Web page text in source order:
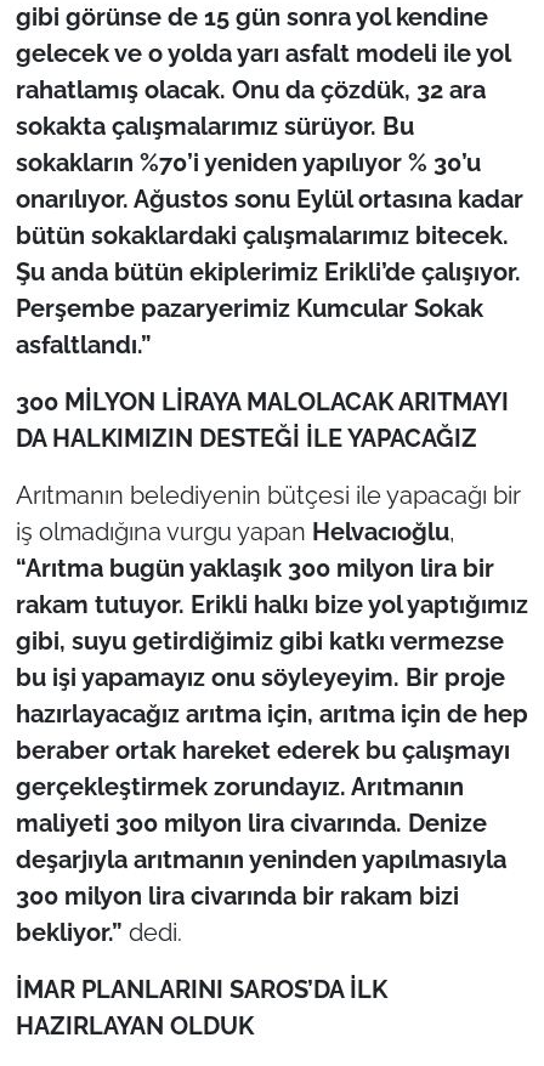
gibi görünse de 15 gün sonra yol kendine
gelecek ve o yolda yarı asfalt modeli ile yol
rahatlamış olacak. Onu da çözdük, 32 ara
sokakta çalışmalarımız sürüyor. Bu
sokakların %70’i yeniden yapılıyor % 30’u
onarılıyor. Ağustos sonu Eylül ortasına kadar
bütün sokaklardaki çalışmalarımız bitecek.
Şu anda bütün ekiplerimiz Erikli’de çalışıyor.
Perşembe pazaryerimiz Kumcular Sokak
asfaltlandı.”
300 MİLYON LİRAYA MALOLACAK ARITMAYI
DA HALKIMIZIN DESTEĞİ İLE YAPACAĞIZ
Arıtmanın belediyenin bütçesi ile yapacağı bir
iş olmadığına vurgu yapan Helvacıoğlu,
“Arıtma bugün yaklaşık 300 milyon lira bir
rakam tutuyor. Erikli halkı bize yol yaptığımız
gibi, suyu getirdiğimiz gibi katkı vermezse
bu işi yapamayız onu söyleyeyim. Bir proje
hazırlayacağız arıtma için, arıtma için de hep
beraber ortak hareket ederek bu çalışmayı
gerçekleştirmek zorundayız. Arıtmanın
maliyeti 300 milyon lira civarında. Denize
deşarjıyla arıtmanın yeninden yapılmasıyla
300 milyon lira civarında bir rakam bizi
bekliyor.” dedi.
İMAR PLANLARINI SAROS’DA İLK
HAZIRLAYAN OLDUK